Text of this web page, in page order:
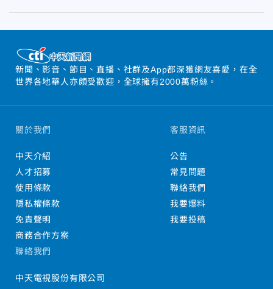
新聞、影音、節目、直播、社群及App都深獲網友喜愛，在全
世界各地華人亦頗受歡迎，全球擁有2000萬粉絲。
關於我們
中天介紹
人才招募
使用條款
隱私權條款
免責聲明
商務合作方案
客服資訊
公告
常見問題
聯絡我們
我要爆料
我要投稿
聯絡我們
中天電視股份有限公司